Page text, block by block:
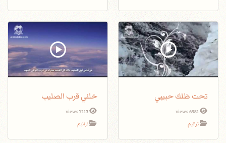
تحت ظلك حبيبي
6951 views
ترانيم
خلني قرب الصليب
7113 views
ترانيم